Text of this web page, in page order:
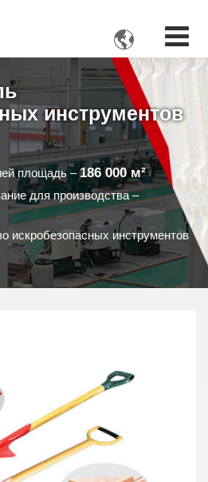

инструментов
площадь –186 000м²
для производства –
искробезопасных инструментов